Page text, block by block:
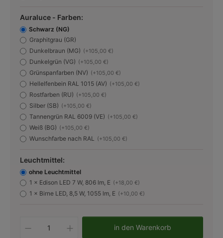
Auraluce - Farben:
Schwarz (NG)
Graphitgrau (GR)
Dunkelbraun (MG) (+105,00 €)
Dunkelgrün (VG) (+105,00 €)
Grünspanfarben (NV) (+105,00 €)
Hellelfenbein RAL 1015 (AV) (+105,00 €)
Rostfarben (RU) (+105,00 €)
Silber (SB) (+105,00 €)
Tannengrün RAL 6009 (VE) (+105,00 €)
Weiß (BG) (+105,00 €)
Wunschfarbe nach RAL (+105,00 €)
Leuchtmittel:
ohne Leuchtmittel
1 × Edison LED 7 W, 806 lm, E (+18,00 €)
1 × Birne LED, 8,5 W, 1055 lm, E (+10,00 €)
Produkt Anzahl: Gib den
in den Warenkorb